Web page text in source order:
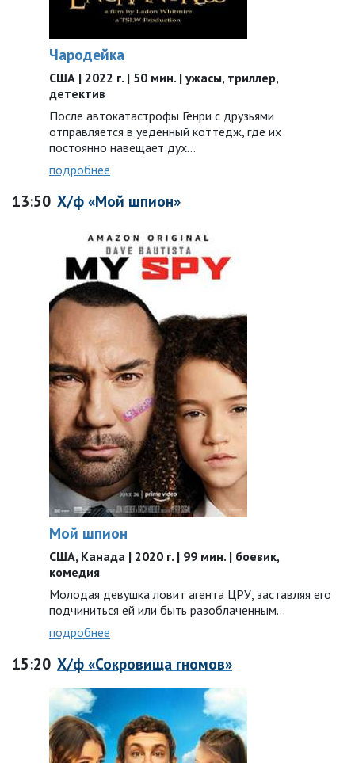
Чародейка
США | 2022 г. | 50 мин. | ужасы, триллер,
детектив
После автокатастрофы Генри с друзьями
отправляется в уеденный коттедж, где их
постоянно навещает дух…
подробнее
13:50 Х/ф «Мой шпион»
Мой шпион
США, Канада | 2020 г. | 99 мин. | боевик,
комедия
Молодая девушка ловит агента ЦРУ, заставляя его
подчиниться ей или быть разоблаченным…
подробнее
15:20 Х/ф «Сокровища гномов»